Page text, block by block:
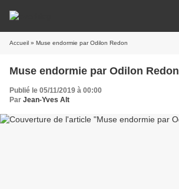
Accueil » Muse endormie par Odilon Redon
Muse endormie par Odilon Redon
Publié le 05/11/2019 à 00:00
Par Jean-Yves Alt